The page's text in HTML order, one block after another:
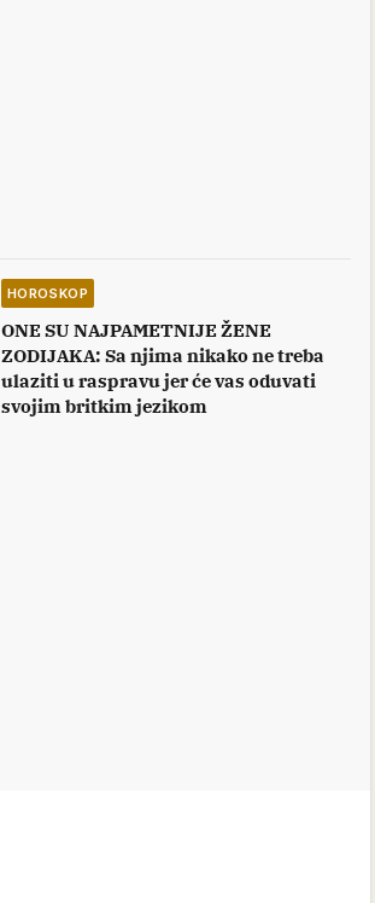
HOROSKOP
ONE SU NAJPAMETNIJE ŽENE
ZODIJAKA: Sa njima nikako ne treba
ulaziti u raspravu jer će vas oduvati
svojim britkim jezikom